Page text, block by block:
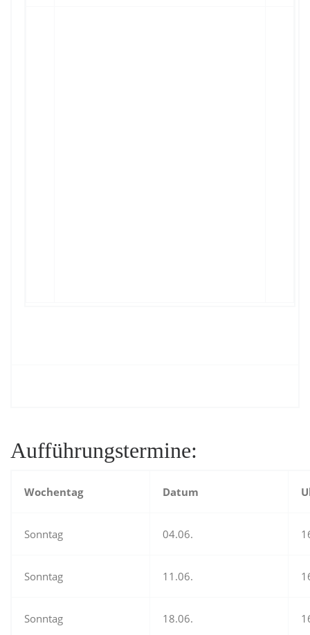
Aufführungstermine:
Wochentag Datum
Sonntag 04.06.
Sonntag 11.06.
Sonntag 18.06.